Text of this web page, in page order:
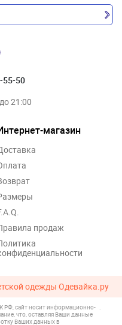
55-50
21:00
магазин
продаж
одежды Одевайка.ру
РФ, сайт носит информационно-
что, оставляя Ваши данные
Ваших данных в
.